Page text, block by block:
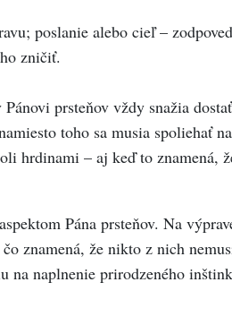
poslanie alebo cieľ –
zničiť.
prsteňov vždy snažia
toho sa musia spoliehať
hrdinami – aj keď to znamená,
Pána prsteňov. Na
znamená, že nikto z nich
na naplnenie prirodzeného